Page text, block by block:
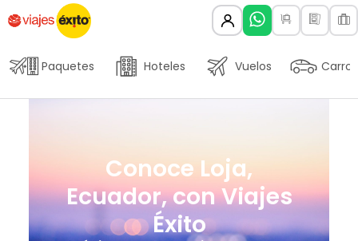
Paquetes Hoteles Vuelos Carros
Conoce Loja,
Ecuador, con Viajes
Éxito